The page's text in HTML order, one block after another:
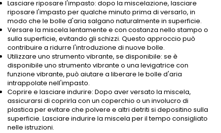
Lasciare riposare l'impasto: dopo la miscelazione, lasciare
riposare l'impasto per qualche minuto prima di versarlo, in
modo che le bolle d'aria salgano naturalmente in superficie.
Versare la miscela lentamente e con costanza nello stampo o
sulla superficie, evitando gli schizzi. Questo approccio può
contribuire a ridurre l'introduzione di nuove bolle.
Utilizzare uno strumento vibrante, se disponibile: se è
disponibile uno strumento vibrante o una levigatrice con
funzione vibrante, può aiutare a liberare le bolle d'aria
intrappolate nell'impasto.
Coprire e lasciare indurire: Dopo aver versato la miscela,
assicurarsi di coprirla con un coperchio o un involucro di
plastica per evitare che polvere e altri detriti si depositino sulla
superficie. Lasciare indurire la miscela per il tempo consigliato
nelle istruzioni.